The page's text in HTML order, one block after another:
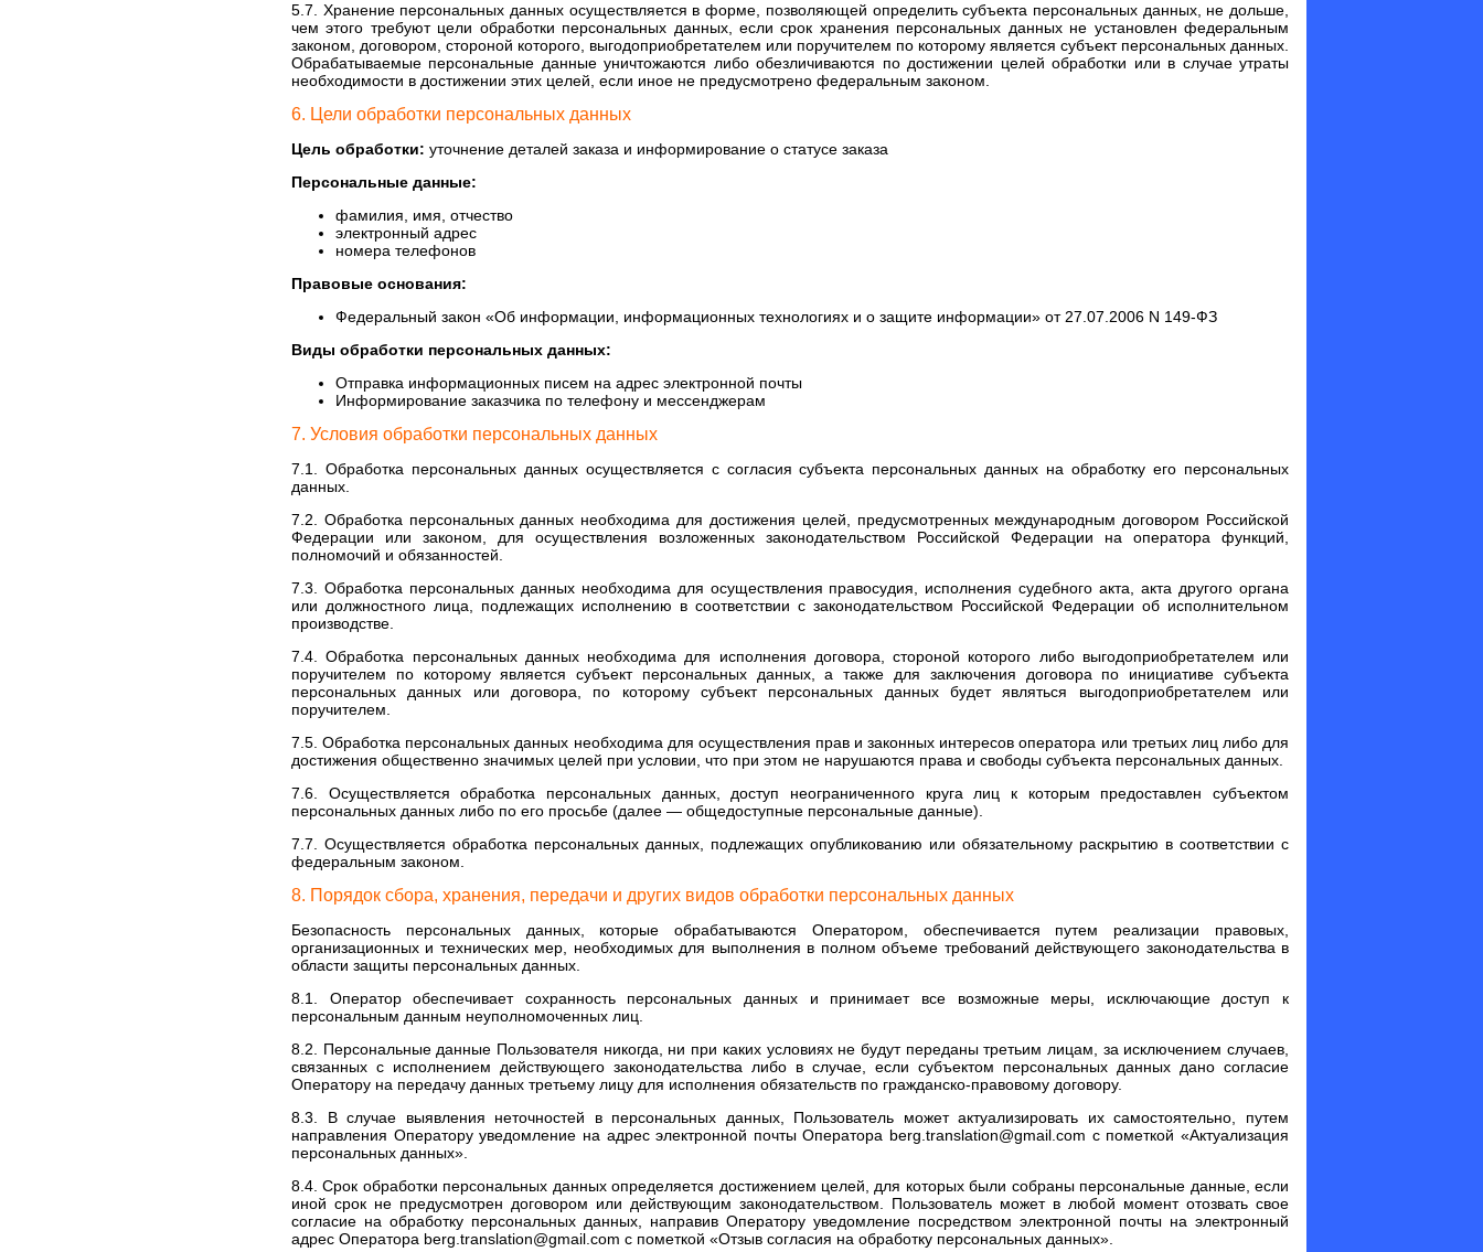
5.7. Хранение персональных данных осуществляется в форме, позволяющей определить субъекта персональных данных, не дольше,
чем этого требуют цели обработки персональных данных, если срок хранения персональных данных не установлен федеральным
законом, договором, стороной которого, выгодоприобретателем или поручителем по которому является субъект персональных данных.
Обрабатываемые персональные данные уничтожаются либо обезличиваются по достижении целей обработки или в случае утраты
необходимости в достижении этих целей, если иное не предусмотрено федеральным законом.
6. Цели обработки персональных данных
Цель обработки: уточнение деталей заказа и информирование о статусе заказа
Персональные данные:
фамилия, имя, отчество
электронный адрес
номера телефонов
Правовые основания:
Федеральный закон «Об информации, информационных технологиях и о защите информации» от 27.07.2006 N 149-ФЗ
Виды обработки персональных данных:
Отправка информационных писем на адрес электронной почты
Информирование заказчика по телефону и мессенджерам
7. Условия обработки персональных данных
7.1. Обработка персональных данных осуществляется с согласия субъекта персональных данных на обработку его персональных
данных.
7.2. Обработка персональных данных необходима для достижения целей, предусмотренных международным договором Российской
Федерации или законом, для осуществления возложенных законодательством Российской Федерации на оператора функций,
полномочий и обязанностей.
7.3. Обработка персональных данных необходима для осуществления правосудия, исполнения судебного акта, акта другого органа
или должностного лица, подлежащих исполнению в соответствии с законодательством Российской Федерации об исполнительном
производстве.
7.4. Обработка персональных данных необходима для исполнения договора, стороной которого либо выгодоприобретателем или
поручителем по которому является субъект персональных данных, а также для заключения договора по инициативе субъекта
персональных данных или договора, по которому субъект персональных данных будет являться выгодоприобретателем или
поручителем.
7.5. Обработка персональных данных необходима для осуществления прав и законных интересов оператора или третьих лиц либо для
достижения общественно значимых целей при условии, что при этом не нарушаются права и свободы субъекта персональных данных.
7.6. Осуществляется обработка персональных данных, доступ неограниченного круга лиц к которым предоставлен субъектом
персональных данных либо по его просьбе (далее — общедоступные персональные данные).
7.7. Осуществляется обработка персональных данных, подлежащих опубликованию или обязательному раскрытию в соответствии с
федеральным законом.
8. Порядок сбора, хранения, передачи и других видов обработки персональных данных
Безопасность персональных данных, которые обрабатываются Оператором, обеспечивается путем реализации правовых,
организационных и технических мер, необходимых для выполнения в полном объеме требований действующего законодательства в
области защиты персональных данных.
8.1. Оператор обеспечивает сохранность персональных данных и принимает все возможные меры, исключающие доступ к
персональным данным неуполномоченных лиц.
8.2. Персональные данные Пользователя никогда, ни при каких условиях не будут переданы третьим лицам, за исключением случаев,
связанных с исполнением действующего законодательства либо в случае, если субъектом персональных данных дано согласие
Оператору на передачу данных третьему лицу для исполнения обязательств по гражданско-правовому договору.
8.3. В случае выявления неточностей в персональных данных, Пользователь может актуализировать их самостоятельно, путем
направления Оператору уведомление на адрес электронной почты Оператора berg.translation@gmail.com с пометкой «Актуализация
персональных данных».
8.4. Срок обработки персональных данных определяется достижением целей, для которых были собраны персональные данные, если
иной срок не предусмотрен договором или действующим законодательством. Пользователь может в любой момент отозвать свое
согласие на обработку персональных данных, направив Оператору уведомление посредством электронной почты на электронный
адрес Оператора berg.translation@gmail.com с пометкой «Отзыв согласия на обработку персональных данных».